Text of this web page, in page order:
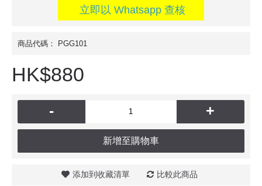
立即以 Whatsapp 查核
商品代碼： PGG101
HK$880
- +
新增至購物車
添加到收藏清單 比較此商品